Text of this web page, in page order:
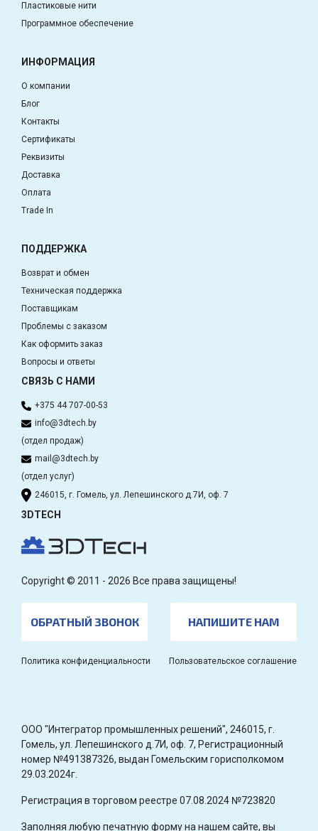
Пластиковые нити
Программное обеспечение
ИНФОРМАЦИЯ
О компании
Блог
Контакты
Сертификаты
Реквизиты
Доставка
Оплата
Trade In
ПОДДЕРЖКА
Возврат и обмен
Техническая поддержка
Поставщикам
Проблемы с заказом
Как оформить заказ
Вопросы и ответы
СВЯЗЬ С НАМИ
+375 44 707-00-53
info@3dtech.by
(отдел продаж)
mail@3dtech.by
(отдел услуг)
246015, г. Гомель, ул. Лепешинского д.7И, оф. 7
3DTECH
Copyright © 2011 - 2026 Все права защищены!
ОБРАТНЫЙ ЗВОНОК НАПИШИТЕ НАМ
Политика конфиденциальности Пользовательское соглашение
OOO "Интегратор промышленных решений", 246015, г.
Гомель, ул. Лепешинского д.7И, оф. 7, Регистрационный
номер №491387326, выдан Гомельским горисполкомом
29.03.2024г.
Регистрация в торговом реестре 07.08.2024 №723820
Заполняя любую печатную форму на нашем сайте, вы